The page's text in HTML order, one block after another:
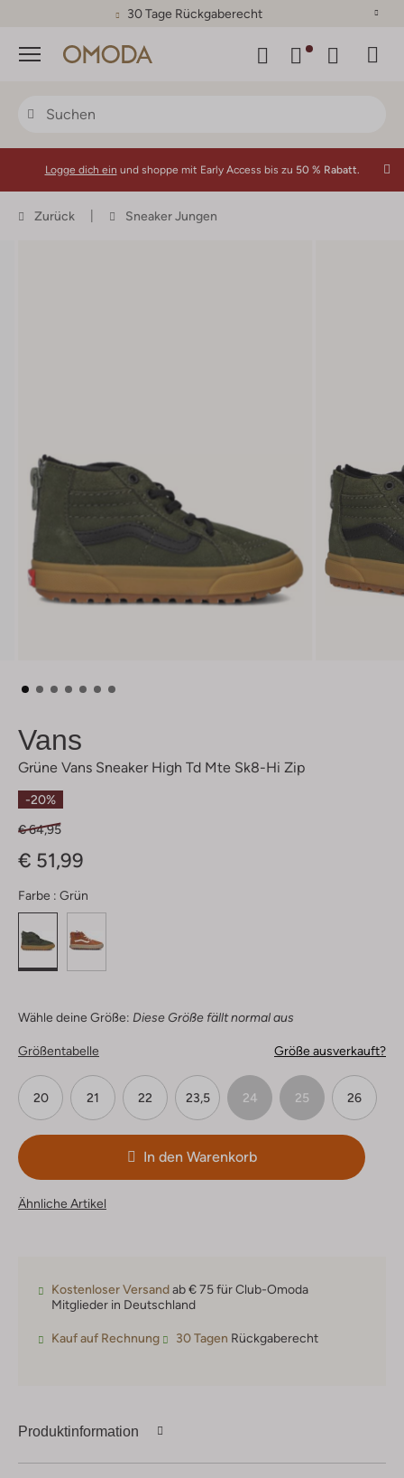
30 Tage Rückgaberecht
Menü
Logge dich ein und shoppe mit Early Access bis zu 50 % Rabatt.
Zurück Sneaker Jungen
Vans
Grüne Vans Sneaker High Td Mte Sk8-Hi Zip
-20%
€ 64,95
€ 51,99
Farbe : Grün
Wähle deine Größe: Diese Größe fällt normal aus
Größentabelle Größe ausverkauft?
20 21 22 23,5 24 25 26
In den Warenkorb
Ähnliche Artikel
Kostenloser Versandab € 75 für Club-Omoda
Mitglieder in Deutschland
Kauf auf Rechnung 30 Tagen Rückgaberecht
Produktinformation